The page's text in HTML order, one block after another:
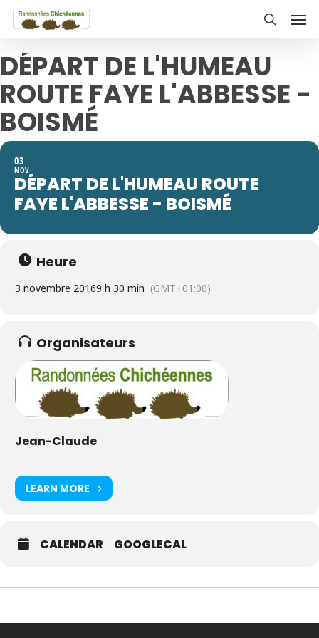
Skip
content
DÉPART DE L'HUMEAU
ROUTE FAYE L'ABBESSE -
BOISMÉ
03
NOV
DÉPART DE L'HUMEAU ROUTE
FAYE L'ABBESSE - BOISMÉ
Heure
3 novembre 20169 h 30 min (GMT+01:00)
Organisateurs
Jean-Claude
LEARN MORE
CALENDAR GOOGLECAL